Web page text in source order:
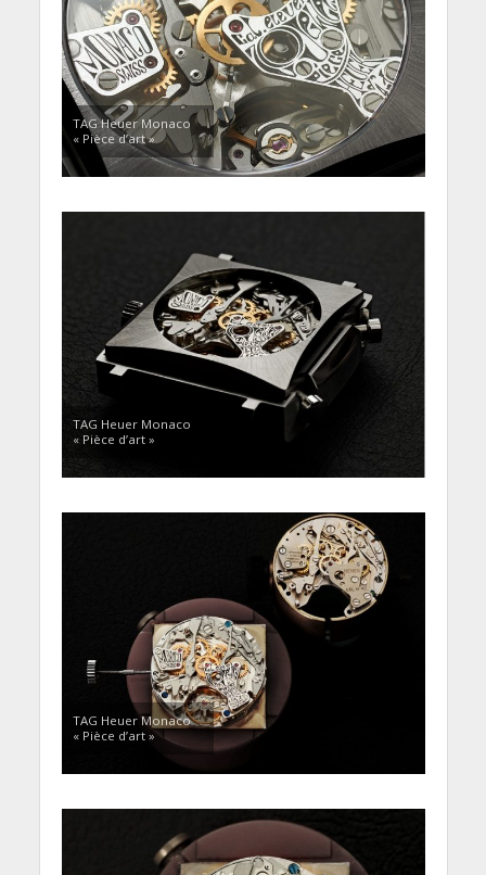
TAG Heuer Monaco
« Pièce d’art »
TAG Heuer Monaco
« Pièce d’art »
TAG Heuer Monaco
« Pièce d’art »